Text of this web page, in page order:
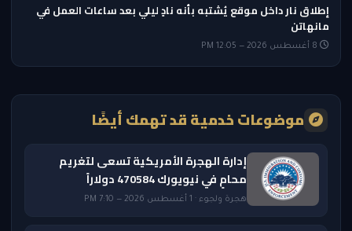
إطلاق نار داخل موقع يُشتبه بأنه نادٍ ليلي بعد ساعات العمل في
مانهاتن
موضوعات خدمية قد تهمك أيضًا
إدارة الهجرة الأمريكية تسعى لتغريم
محامٍ في نيويورك 470584 دولاراً
هجرة ولجوء · 1 أغسطس 2026 — 7:10 PM